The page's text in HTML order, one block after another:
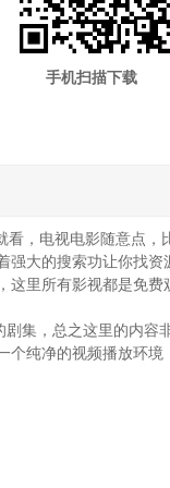
手机扫描下载
看，电视电影随意点，
强大的搜索功让你找资
这里所有影视都是免费
集，总之这里的内容
个纯净的视频播放环境